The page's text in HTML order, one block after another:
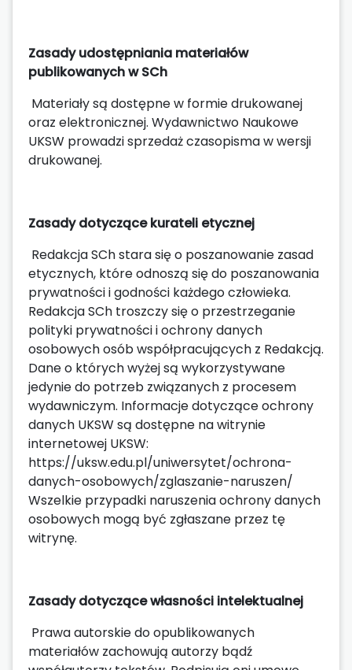
Zasady udostępniania materiałów
publikowanych w SCh
Materiały są dostępne w formie drukowanej
oraz elektronicznej. Wydawnictwo Naukowe
UKSW prowadzi sprzedaż czasopisma w wersji
drukowanej.
Zasady dotyczące kurateli etycznej
Redakcja SCh stara się o poszanowanie zasad
etycznych, które odnoszą się do poszanowania
prywatności i godności każdego człowieka.
Redakcja SCh troszczy się o przestrzeganie
polityki prywatności i ochrony danych
osobowych osób współpracujących z Redakcją.
Dane o których wyżej są wykorzystywane
jedynie do potrzeb związanych z procesem
wydawniczym. Informacje dotyczące ochrony
danych UKSW są dostępne na witrynie
internetowej UKSW:
https://uksw.edu.pl/uniwersytet/ochrona-
danych-osobowych/zglaszanie-naruszen/
Wszelkie przypadki naruszenia ochrony danych
osobowych mogą być zgłaszane przez tę
witrynę.
Zasady dotyczące własności intelektualnej
Prawa autorskie do opublikowanych
materiałów zachowują autorzy bądź